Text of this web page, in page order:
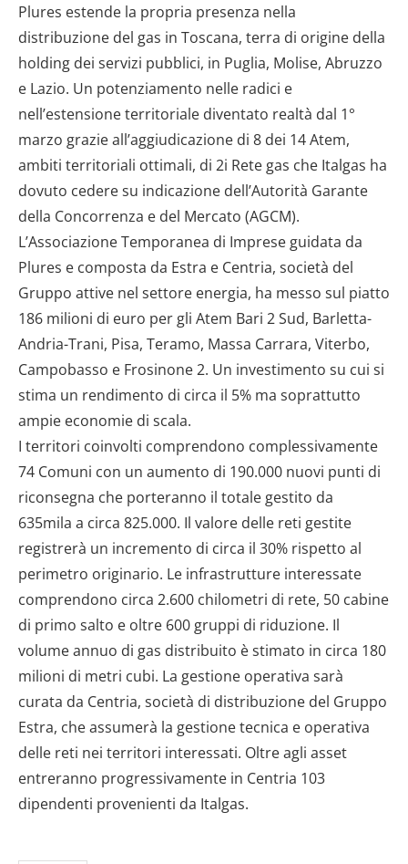
video
Plures estende la propria presenza nella
distribuzione del gas in Toscana, terra di origine della
holding dei servizi pubblici, in Puglia, Molise, Abruzzo
e Lazio. Un potenziamento nelle radici e
nell’estensione territoriale diventato realtà dal 1°
marzo grazie all’aggiudicazione di 8 dei 14 Atem,
ambiti territoriali ottimali, di 2i Rete gas che Italgas ha
dovuto cedere su indicazione dell’Autorità Garante
della Concorrenza e del Mercato (AGCM).
L’Associazione Temporanea di Imprese guidata da
Plures e composta da Estra e Centria, società del
Gruppo attive nel settore energia, ha messo sul piatto
186 milioni di euro per gli Atem Bari 2 Sud, Barletta-
Andria-Trani, Pisa, Teramo, Massa Carrara, Viterbo,
Campobasso e Frosinone 2. Un investimento su cui si
stima un rendimento di circa il 5% ma soprattutto
ampie economie di scala.
I territori coinvolti comprendono complessivamente
74 Comuni con un aumento di 190.000 nuovi punti di
riconsegna che porteranno il totale gestito da
635mila a circa 825.000. Il valore delle reti gestite
registrerà un incremento di circa il 30% rispetto al
perimetro originario. Le infrastrutture interessate
comprendono circa 2.600 chilometri di rete, 50 cabine
di primo salto e oltre 600 gruppi di riduzione. Il
volume annuo di gas distribuito è stimato in circa 180
milioni di metri cubi. La gestione operativa sarà
curata da Centria, società di distribuzione del Gruppo
Estra, che assumerà la gestione tecnica e operativa
delle reti nei territori interessati. Oltre agli asset
entreranno progressivamente in Centria 103
dipendenti provenienti da Italgas.